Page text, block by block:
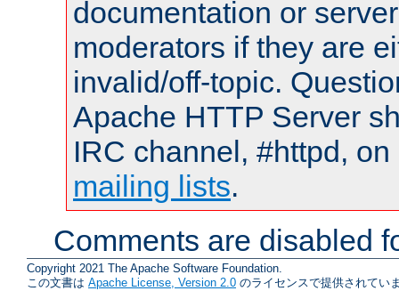
documentation or
moderators if they are
invalid/off-topic.
Apache HTTP Server
IRC channel, #httpd,
mailing lists.
Comments are disabled
Copyright 2021 The Apache Software Foundation.
この文書は Apache License, Version 2.0 のライセンスで提供されてい